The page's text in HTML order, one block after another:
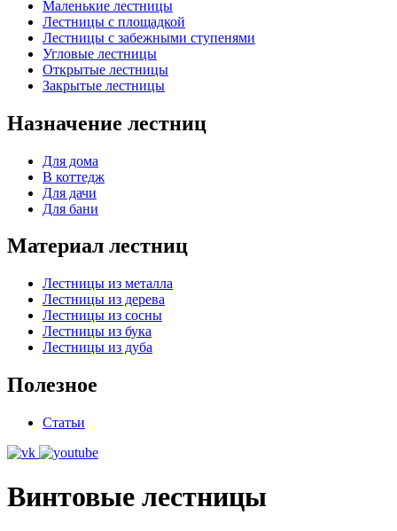
Маленькие лестницы
Лестницы с площадкой
Лестницы с забежными ступенями
Угловые лестницы
Открытые лестницы
Закрытые лестницы
Назначение лестниц
Для дома
В коттедж
Для дачи
Для бани
Материал лестниц
Лестницы из металла
Лестницы из дерева
Лестницы из сосны
Лестницы из бука
Лестницы из дуба
Полезное
Статьи
Винтовые лестницы